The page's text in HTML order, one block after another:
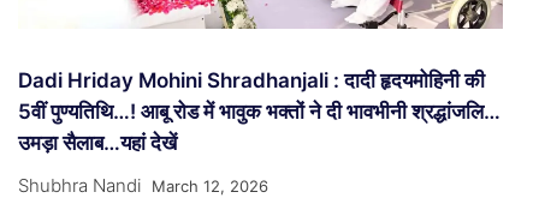
Dadi Hriday Mohini Shradhanjali : दादी हृदयमोहिनी की
5वीं पुण्यतिथि…! आबू रोड में भावुक भक्तों ने दी भावभीनी श्रद्धांजलि…
उमड़ा सैलाब…यहां देखें
Shubhra Nandi March 12, 2026